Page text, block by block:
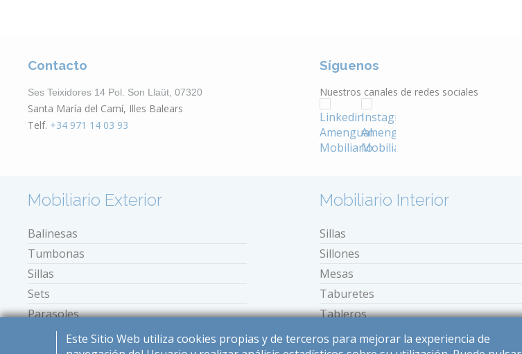
Contacto
Ses Teixidores 14 Pol. Son Llaüt, 07320
Santa María del Camí, Illes Balears
Telf. +34 971 14 03 93
Síguenos
Nuestros canales de redes sociales
Mobiliario Exterior
Balinesas
Tumbonas
Sillas
Sets
Parasoles
Mini tumbonas
Mobiliario Interior
Sillas
Sillones
Mesas
Taburetes
Tableros
Bancos
Este Sitio Web utiliza cookies propias y de terceros para mejorar la experiencia de